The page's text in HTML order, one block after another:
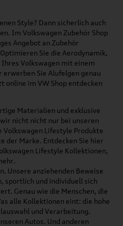
Style? Dann sicherlich auch
Im Volkswagen Zubehör Shop
Angebot an Zubehör
Sie die Aerodynamik,
Volkswagen mit einem
Sie Alufelgen genau
online im VW Shop entdecken
Materialien und exklusive
nicht nicht nur bei unseren
Volkswagen Lifestyle Produkte
Marke. Entdecken Sie hier
Lifestyle Kollektionen,
Unsere anziehenden Beweise
sportlich und individuell sich
Genau wie die Menschen, die
alle Kollektionen eint: die hohe
und Verarbeitung.
Autos. Und anderen